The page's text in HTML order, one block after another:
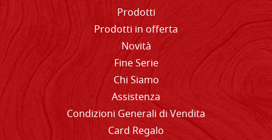
Prodotti
Prodotti in offerta
Novità
Fine Serie
Chi Siamo
Assistenza
Condizioni Generali di Vendita
Card Regalo